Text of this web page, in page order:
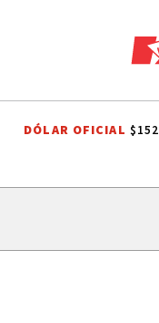
DERECHO TRIBUTARIO
DÓLAR OFICIAL